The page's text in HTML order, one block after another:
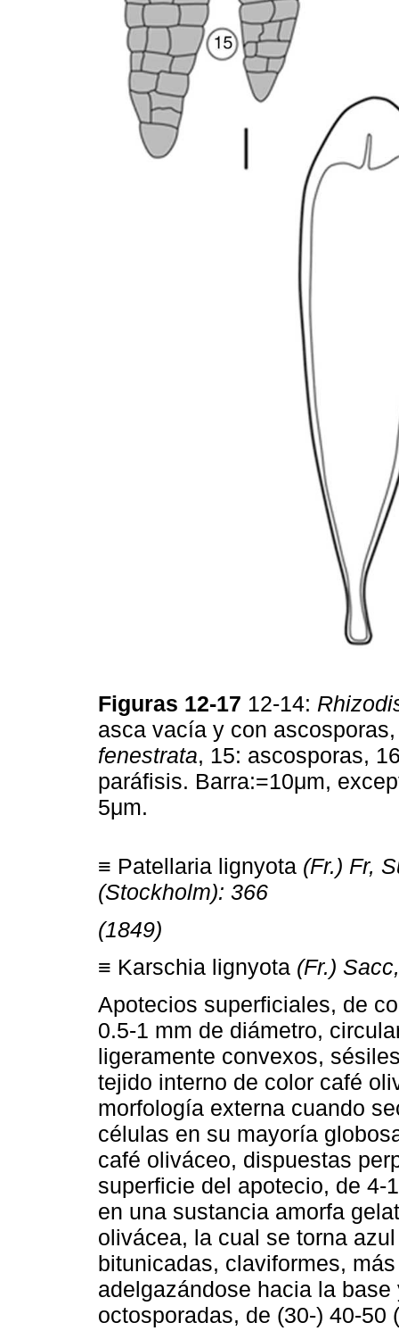
Figuras 12-17 12-14:
asca vacía y con
fenestrata, 15: ascosporas,
paráfisis. Barra:=10μm,
5μm.
≡ Patellaria lignyota (Fr.) Fr,
(Stockholm): 366
(1849)
≡ Karschia lignyota (Fr.)
Apotecios superficiales, de
0.5-1 mm de diámetro,
ligeramente convexos,
tejido interno de color café
morfología externa cuando
células en su mayoría
café oliváceo, dispuestas
superficie del apotecio, de 4-
en una sustancia amorfa
olivácea, la cual se torna
bitunicadas, claviformes,
adelgazándose hacia la
octosporadas, de (30-) 40-50